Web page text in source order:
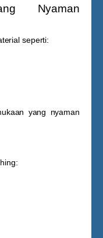
Nyaman
seperti:
yang nyaman